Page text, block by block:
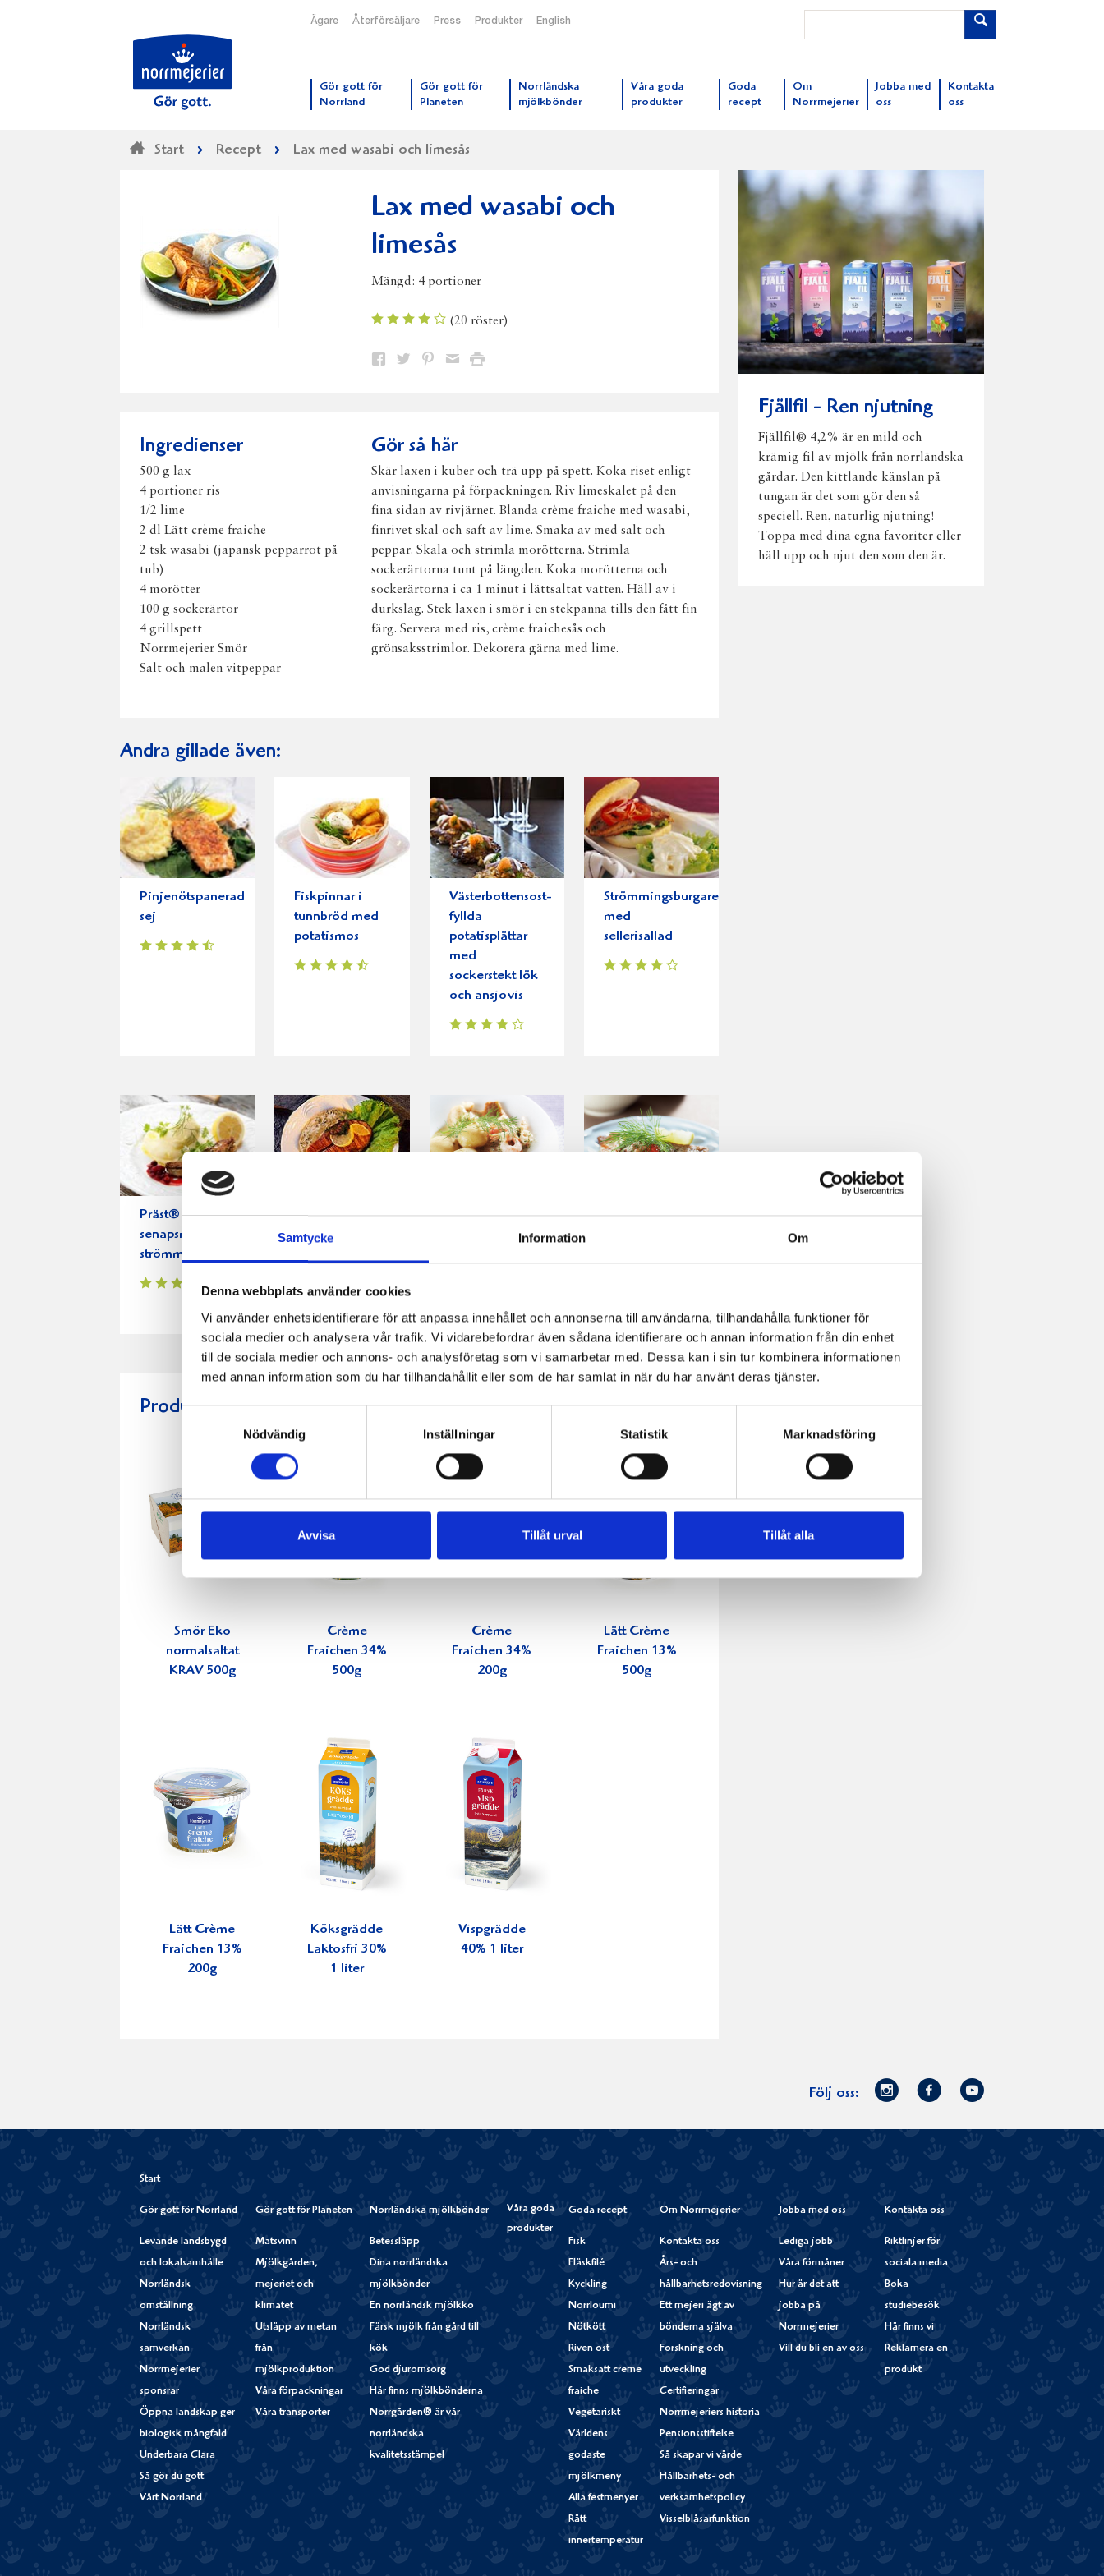
Samtycke Information Om
Denna webbplats använder cookies
Vi använder enhetsidentifierare för att anpassa innehållet och annonserna till användarna, tillhandahålla funktioner för
sociala medier och analysera vår trafik. Vi vidarebefordrar även sådana identifierare och annan information från din enhet
till de sociala medier och annons- och analysföretag som vi samarbetar med. Dessa kan i sin tur kombinera informationen
med annan information som du har tillhandahållit eller som de har samlat in när du har använt deras tjänster.
Samtyckesval
Nödvändig
Inställningar Statistik Marknadsföring
Avvisa Tillåt urval Tillåt alla
Ägare Återförsäljare Press Produkter English
Gör gott för
Norrland
Gör gott för
Planeten
Norrländska
mjölkbönder
Våra goda
produkter
Goda
recept
Om
Norrmejerier
Jobba med
oss
Kontakta
oss
Start Recept Lax med wasabi och limesås
Lax med wasabi och
limesås
Mängd: 4 portioner
(20 röster)
Dela Dela Dela DelaSkriv
Ingredienser
500 g lax
4 portioner ris
1/2 lime
2 dl Lätt crème fraiche
2 tsk wasabi (japansk pepparrot på
tub)
4 morötter
100 g sockerärtor
4 grillspett
Norrmejerier Smör
Salt och malen vitpeppar
Gör så här
Skär laxen i kuber och trä upp på spett. Koka riset enligt
anvisningarna på förpackningen. Riv limeskalet på den
fina sidan av rivjärnet. Blanda crème fraiche med wasabi,
finrivet skal och saft av lime. Smaka av med salt och
peppar. Skala och strimla morötterna. Strimla
sockerärtorna tunt på längden. Koka morötterna och
sockerärtorna i ca 1 minut i lättsaltat vatten. Häll av i
durkslag. Stek laxen i smör i en stekpanna tills den fått fin
färg. Servera med ris, crème fraichesås och
grönsaksstrimlor. Dekorera gärna med lime.
Andra gillade även:
Pinjenötspanerad
sej
Fiskpinnar i
tunnbröd med
potatismos
Västerbottensost-
fyllda
potatisplättar
med
sockerstekt lök
och ansjovis
Strömmingsburgare
med
sellerisallad
Präst® och
senapsmarinerad
strömming
Halstrad lax
med murkelsås
Smörstekt
abborre med
Röding med
Produkter i receptet:
Smör Eko
normalsaltat
KRAV 500g
Crème
Fraichen 34%
500g
Crème
Fraichen 34%
200g
Lätt Crème
Fraichen 13%
500g
Lätt Crème
Fraichen 13%
200g
Köksgrädde
Laktosfri 30%
1 liter
Vispgrädde
40% 1 liter
Fjällfil - Ren njutning
Fjällfil® 4,2% är en mild och
krämig fil av mjölk från norrländska
gårdar. Den kittlande känslan på
tungan är det som gör den så
speciell. Ren, naturlig njutning!
Toppa med dina egna favoriter eller
häll upp och njut den som den är.
Följ oss:
Norrmejerier
Instagram
Facebook
Youtube
Start
Gör gott för Norrland
Levande landsbygd
och lokalsamhälle
Norrländsk
omställning
Norrländsk
samverkan
Norrmejerier
sponsrar
Öppna landskap ger
biologisk mångfald
Underbara Clara
Så gör du gott
Vårt Norrland
Gör gott för Planeten
Matsvinn
Mjölkgården,
mejeriet och
klimatet
Utsläpp av metan
från
mjölkproduktion
Våra förpackningar
Våra transporter
Norrländska mjölkbönder
Betessläpp
Dina norrländska
mjölkbönder
En norrländsk mjölkko
Färsk mjölk från gård till
kök
God djuromsorg
Här finns mjölkbönderna
Norrgården® är vår
norrländska
kvalitetsstämpel
Våra goda
produkter
Goda recept
Fisk
Fläskfilé
Kyckling
Norrloumi
Nötkött
Riven ost
Smaksatt creme
fraiche
Vegetariskt
Världens
godaste
mjölkmeny
Alla festmenyer
Rätt
innertemperatur
Om Norrmejerier
Kontakta oss
Års- och
hållbarhetsredovisning
Ett mejeri ägt av
bönderna själva
Forskning och
utveckling
Certifieringar
Norrmejeriers historia
Pensionsstiftelse
Så skapar vi värde
Hållbarhets- och
verksamhetspolicy
Visselblåsarfunktion
Jobba med oss
Lediga jobb
Våra förmåner
Hur är det att
jobba på
Norrmejerier
Vill du bli en av oss
Kontakta oss
Riktlinjer för
sociala media
Boka
studiebesök
Här finns vi
Reklamera en
produkt